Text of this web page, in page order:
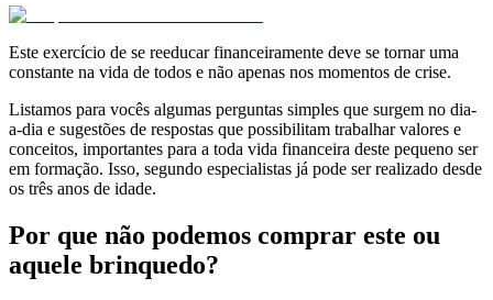
Este exercício de se reeducar financeiramente deve se tornar uma
constante na vida de todos e não apenas nos momentos de crise.
Listamos para vocês algumas perguntas simples que surgem no dia-
a-dia e sugestões de respostas que possibilitam trabalhar valores e
conceitos, importantes para a toda vida financeira deste pequeno ser
em formação. Isso, segundo especialistas já pode ser realizado desde
os três anos de idade.
Por que não podemos comprar este ou
aquele brinquedo?